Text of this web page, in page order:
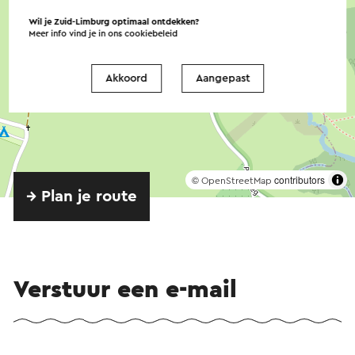
© OpenStreetMap contributors
→ Plan je route
Verstuur een e-mail
Wil je Zuid-Limburg optimaal ontdekken?
Meer info vind je in onscookiebeleid
Akkoord Aangepast